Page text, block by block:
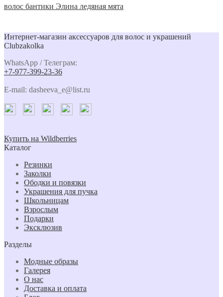
волос бантики Элина ледяная мята
Интернет-магазин аксессуаров для волос и украшений
Clubzakolka
WhatsApp / Телеграм:
+7-977-399-23-36
E-mail: dasheeva_e@list.ru
Купить на Wildberries
Каталог
Резинки
Заколки
Ободки и повязки
Украшения для пучка
Школьницам
Взрослым
Подарки
Эксклюзив
Разделы
Модные образы
Галерея
О нас
Доставка и оплата